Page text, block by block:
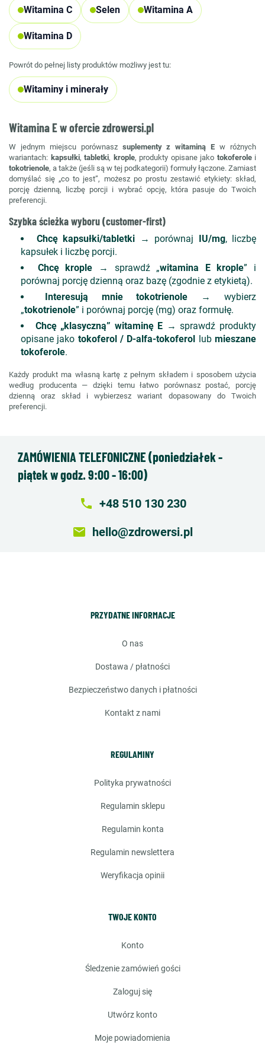
Witamina C Selen Witamina A
Witamina D
Powrót do pełnej listy produktów możliwy jest tu:
Witaminy i minerały
Witamina E w ofercie zdrowersi.pl
W jednym miejscu porównasz suplementy z witaminą E w różnych
wariantach: kapsułki, tabletki, krople, produkty opisane jako tokoferolei
tokotrienole, a także (jeśli są w tej podkategorii) formuły łączone. Zamiast
domyślać się „co to jest”, możesz po prostu zestawić etykiety: skład,
porcję dzienną, liczbę porcji i wybrać opcję, która pasuje do Twoich
preferencji.
Szybka ścieżka wyboru (customer-first)
Chcę kapsułki/tabletki → porównaj IU/mg, liczbę
kapsułek i liczbę porcji.
Chcę krople → sprawdź „witamina E krople” i
porównaj porcję dzienną oraz bazę (zgodnie z etykietą).
Interesują mnie tokotrienole → wybierz
„tokotrienole” i porównaj porcję (mg) oraz formułę.
Chcę „klasyczną” witaminę E → sprawdź produkty
opisane jako tokoferol / D-alfa-tokoferol lubmieszane
tokoferole.
Każdy produkt ma własną kartę z pełnym składem i sposobem użycia
według producenta — dzięki temu łatwo porównasz postać, porcję
dzienną oraz skład i wybierzesz wariant dopasowany do Twoich
preferencji.
ZAMÓWIENIA TELEFONICZNE (poniedziałek -
piątek w godz. 9:00 - 16:00)
local_phone +48 510 130 230
email hello@zdrowersi.pl
PRZYDATNE INFORMACJE
o nas
dostawa / płatności
bezpieczeństwo danych i płatności
kontakt z nami
REGULAMINY
polityka prywatności
regulamin sklepu
regulamin konta
regulamin newslettera
weryfikacja opinii
TWOJE KONTO
konto
śledzenie zamówień gości
zaloguj się
utwórz konto
moje powiadomienia